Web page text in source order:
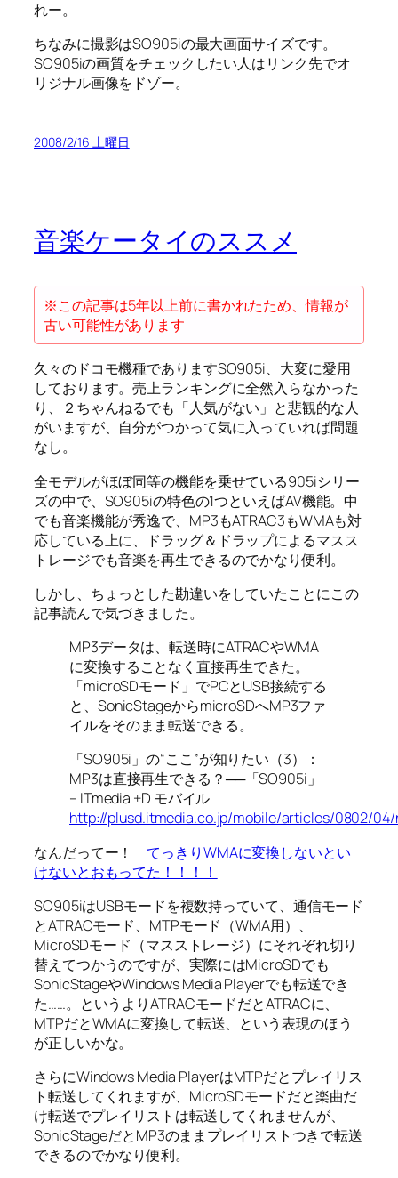
れー。
ちなみに撮影はSO905iの最大画面サイズです。
SO905iの画質をチェックしたい人はリンク先でオ
リジナル画像をドゾー。
2008/2/16 土曜日
音楽ケータイのススメ
※この記事は5年以上前に書かれたため、情報が
古い可能性があります
久々のドコモ機種でありますSO905i、大変に愛用
しております。売上ランキングに全然入らなかった
り、２ちゃんねるでも「人気がない」と悲観的な人
がいますが、自分がつかって気に入っていれば問題
なし。
全モデルがほぼ同等の機能を乗せている905iシリー
ズの中で、SO905iの特色の1つといえばAV機能。中
でも音楽機能が秀逸で、MP3もATRAC3もWMAも対
応している上に、ドラッグ＆ドラップによるマスス
トレージでも音楽を再生できるのでかなり便利。
しかし、ちょっとした勘違いをしていたことにこの
記事読んで気づきました。
MP3データは、転送時にATRACやWMA
に変換することなく直接再生できた。
「microSDモード」でPCとUSB接続する
と、SonicStageからmicroSDへMP3ファ
イルをそのまま転送できる。
「SO905i」の“ここ”が知りたい（3）：
MP3は直接再生できる？──「SO905i」
– ITmedia +D モバイル
http://plusd.itmedia.co.jp/mobile/articles/0802/
なんだってー！てっきりWMAに変換しないとい
けないとおもってた！！！！
SO905iはUSBモードを複数持っていて、通信モード
とATRACモード、MTPモード（WMA用）、
MicroSDモード（マスストレージ）にそれぞれ切り
替えてつかうのですが、実際にはMicroSDでも
SonicStageやWindows Media Playerでも転送でき
た……。というよりATRACモードだとATRACに、
MTPだとWMAに変換して転送、という表現のほう
が正しいかな。
さらにWindows Media PlayerはMTPだとプレイリス
ト転送してくれますが、MicroSDモードだと楽曲だ
け転送でプレイリストは転送してくれませんが、
SonicStageだとMP3のままプレイリストつきで転送
できるのでかなり便利。